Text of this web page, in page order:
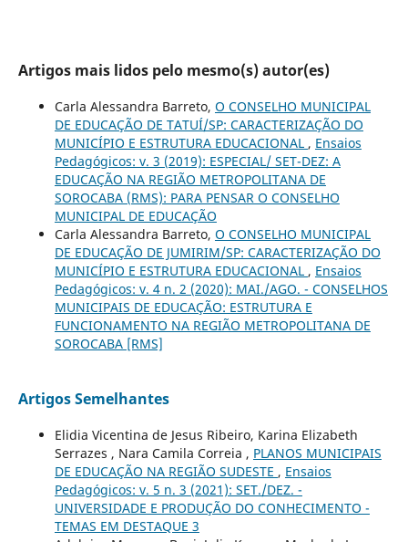
Artigos mais lidos pelo mesmo(s) autor(es)
Carla Alessandra Barreto, O CONSELHO MUNICIPAL
DE EDUCAÇÃO DE TATUÍ/SP: CARACTERIZAÇÃO DO
MUNICÍPIO E ESTRUTURA EDUCACIONAL , Ensaios
Pedagógicos: v. 3 (2019): ESPECIAL/ SET-DEZ: A
EDUCAÇÃO NA REGIÃO METROPOLITANA DE
SOROCABA (RMS): PARA PENSAR O CONSELHO
MUNICIPAL DE EDUCAÇÃO
Carla Alessandra Barreto, O CONSELHO MUNICIPAL
DE EDUCAÇÃO DE JUMIRIM/SP: CARACTERIZAÇÃO DO
MUNICÍPIO E ESTRUTURA EDUCACIONAL , Ensaios
Pedagógicos: v. 4 n. 2 (2020): MAI./AGO. - CONSELHOS
MUNICIPAIS DE EDUCAÇÃO: ESTRUTURA E
FUNCIONAMENTO NA REGIÃO METROPOLITANA DE
SOROCABA [RMS]
Artigos Semelhantes
Elidia Vicentina de Jesus Ribeiro, Karina Elizabeth
Serrazes , Nara Camila Correia , PLANOS MUNICIPAIS
DE EDUCAÇÃO NA REGIÃO SUDESTE , Ensaios
Pedagógicos: v. 5 n. 3 (2021): SET./DEZ. -
UNIVERSIDADE E PRODUÇÃO DO CONHECIMENTO -
TEMAS EM DESTAQUE 3